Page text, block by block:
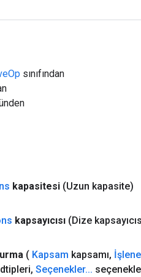
sınıfından
kapasitesi (Uzun kapasite)
kapsayıcısı (Dize
( Kapsam kapsamı,
, Seçenekler...